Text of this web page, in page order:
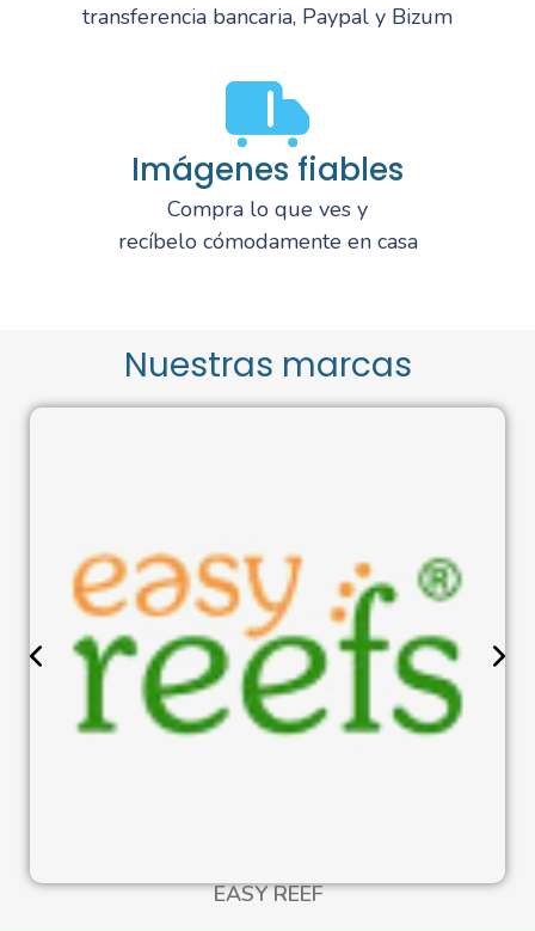
transferencia bancaria, Paypal y Bizum
Imágenes fiables
Compra lo que ves y
recíbelo cómodamente en casa
Nuestras marcas
EASY REEF